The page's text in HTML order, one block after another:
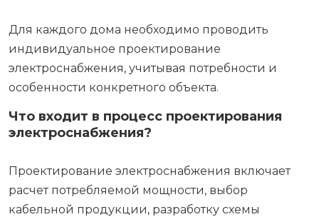
Для каждого дома необходимо проводить
индивидуальное проектирование
электроснабжения, учитывая потребности и
особенности конкретного объекта.
Что входит в процесс проектирования
электроснабжения?
Проектирование электроснабжения включает
расчет потребляемой мощности, выбор
кабельной продукции, разработку схемы